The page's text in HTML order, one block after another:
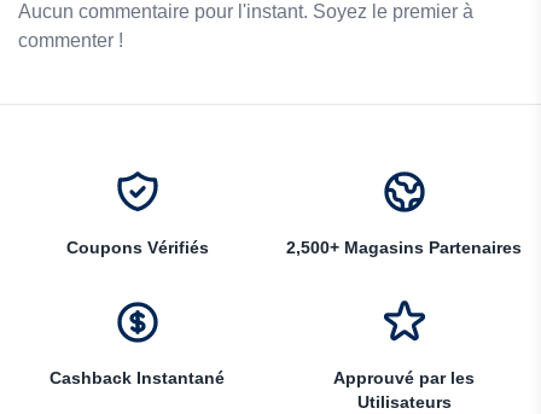
Aucun commentaire pour l'instant. Soyez le premier à
commenter !
Coupons Vérifiés 2,500+ Magasins Partenaires
Cashback Instantané
Approuvé par les
Utilisateurs